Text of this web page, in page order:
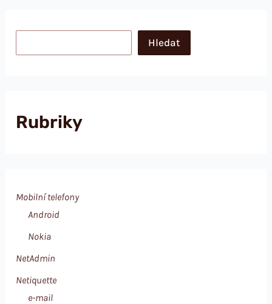
Hledat
Rubriky
Mobilní telefony
Android
Nokia
NetAdmin
Netiquette
e-mail